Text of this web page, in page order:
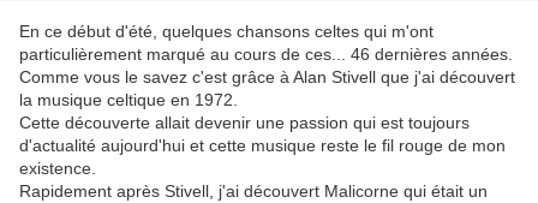
En ce début d'été, quelques chansons celtes qui m'ont
particulièrement marqué au cours de ces... 46 dernières années.
Comme vous le savez c'est grâce à Alan Stivell que j'ai découvert
la musique celtique en 1972.
Cette découverte allait devenir une passion qui est toujours
d'actualité aujourd'hui et cette musique reste le fil rouge de mon
existence.
Rapidement après Stivell, j'ai découvert Malicorne qui était un